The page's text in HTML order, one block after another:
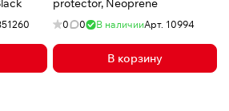
protector, Neoprene
0 0 В наличииАрт. 10994
В корзину